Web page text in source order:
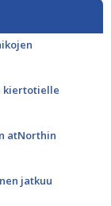
kiertotielle
atNorthin
jatkuu